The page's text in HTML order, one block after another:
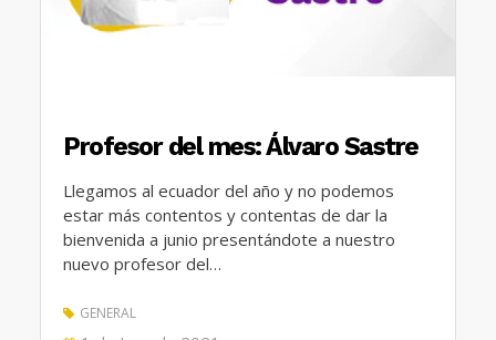
Profesor del mes: Álvaro Sastre
Llegamos al ecuador del año y no podemos
estar más contentos y contentas de dar la
bienvenida a junio presentándote a nuestro
nuevo profesor del…
GENERAL